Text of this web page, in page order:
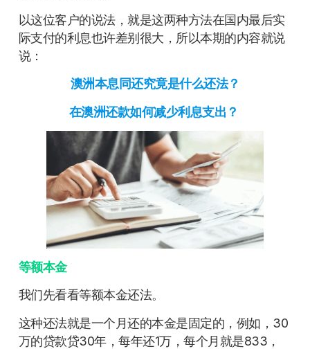
以这位客户的说法，就是这两种方法在国内最后实
际支付的利息也许差别很大，所以本期的内容就说
说：
澳洲本息同还究竟是什么还法？
在澳洲还款如何减少利息支出？
等额本金
我们先看看等额本金还法。
这种还法就是一个月还的本金是固定的，例如，30
万的贷款贷30年，每年还1万，每个月就是833，